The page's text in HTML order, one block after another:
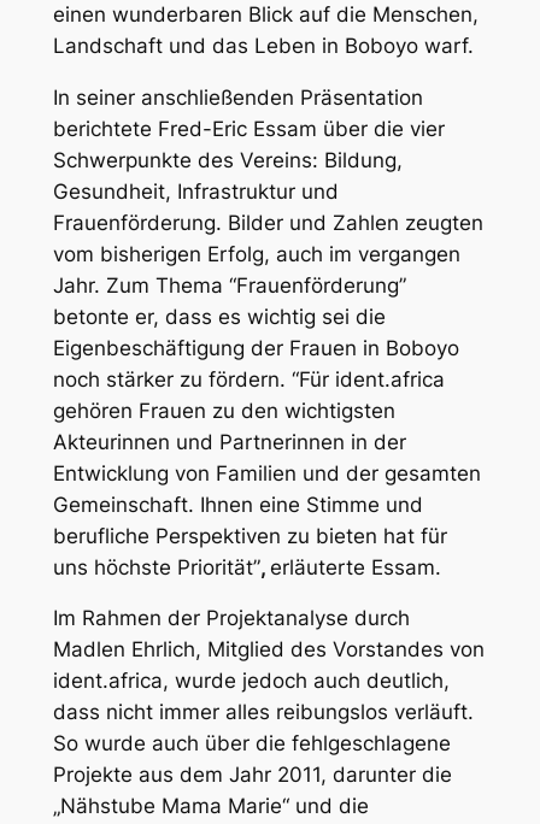
einen wunderbaren Blick auf die Menschen,
Landschaft und das Leben in Boboyo warf.
In seiner anschließenden Präsentation
berichtete Fred-Eric Essam über die vier
Schwerpunkte des Vereins: Bildung,
Gesundheit, Infrastruktur und
Frauenförderung. Bilder und Zahlen zeugten
vom bisherigen Erfolg, auch im vergangen
Jahr. Zum Thema “Frauenförderung”
betonte er, dass es wichtig sei die
Eigenbeschäftigung der Frauen in Boboyo
noch stärker zu fördern. “Für ident.africa
gehören Frauen zu den wichtigsten
Akteurinnen und Partnerinnen in der
Entwicklung von Familien und der gesamten
Gemeinschaft. Ihnen eine Stimme und
berufliche Perspektiven zu bieten hat für
uns höchste Priorität”, erläuterte Essam.
Im Rahmen der Projektanalyse durch
Madlen Ehrlich, Mitglied des Vorstandes von
ident.africa, wurde jedoch auch deutlich,
dass nicht immer alles reibungslos verläuft.
So wurde auch über die fehlgeschlagene
Projekte aus dem Jahr 2011, darunter die
„Nähstube Mama Marie“ und die